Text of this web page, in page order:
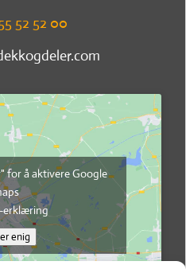
52 52 00
for å aktivere Google
erklæring
enig